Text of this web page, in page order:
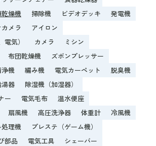
燥機 掃除機 ビデオデッキ
発電機
メラ
アイロン
気）
カメラ
ミシン
布団乾燥機
ズボンプレッサー
機 編み機 電気カーペット
脱臭機
湯器
除湿機（加湿器）
ー
電気毛布
温水便座
扇風機 高圧洗浄器 体重計
冷風機
理機
プレステ（ゲーム機）
部品
電気工具
シェーバー